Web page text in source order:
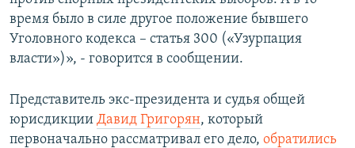
время было в силе другое положение бывшего
Уголовного кодекса – статья 300 («Узурпация
власти»)», - говорится в сообщении.
Представитель экс-президента и судья общей
юрисдикции Давид Григорян, который
первоначально рассматривал его дело, обратились